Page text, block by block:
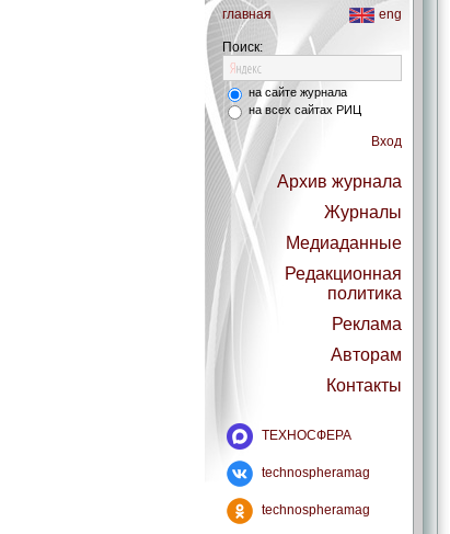
главная eng
Поиск:
на сайте журнала
на всех сайтах РИЦ
Вход
Архив журнала
Журналы
Медиаданные
Редакционная
политика
Реклама
Авторам
Контакты
ТЕХНОСФЕРА
technospheramag
technospheramag